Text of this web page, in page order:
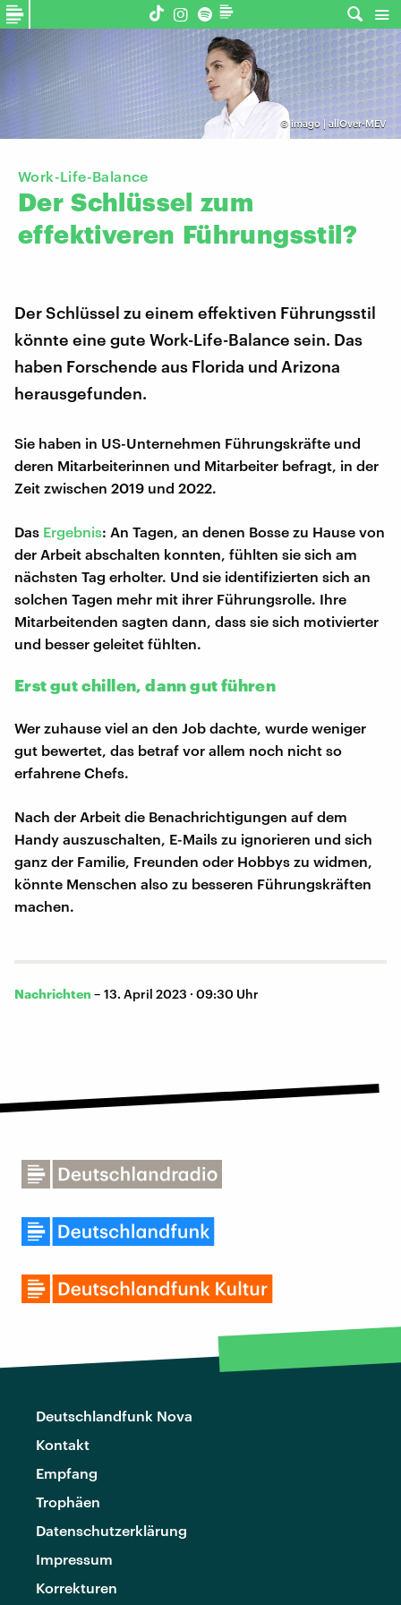
©imago | allOver-MEV
Work-Life-Balance
Der Schlüssel zum
effektiveren Führungsstil?
Der Schlüssel zu einem effektiven Führungsstil
könnte eine gute Work-Life-Balance sein. Das
haben Forschende aus Florida und Arizona
herausgefunden.
Sie haben in US-Unternehmen Führungskräfte und
deren Mitarbeiterinnen und Mitarbeiter befragt, in der
Zeit zwischen 2019 und 2022.
Das Ergebnis: An Tagen, an denen Bosse zu Hause von
der Arbeit abschalten konnten, fühlten sie sich am
nächsten Tag erholter. Und sie identifizierten sich an
solchen Tagen mehr mit ihrer Führungsrolle. Ihre
Mitarbeitenden sagten dann, dass sie sich motivierter
und besser geleitet fühlten.
Erst gut chillen, dann gut führen
Wer zuhause viel an den Job dachte, wurde weniger
gut bewertet, das betraf vor allem noch nicht so
erfahrene Chefs.
Nach der Arbeit die Benachrichtigungen auf dem
Handy auszuschalten, E-Mails zu ignorieren und sich
ganz der Familie, Freunden oder Hobbys zu widmen,
könnte Menschen also zu besseren Führungskräften
machen.
Nachrichten – 13. April 2023 · 09:30 Uhr
Deutschlandfunk Nova
Kontakt
Empfang
Trophäen
Datenschutzerklärung
Impressum
Korrekturen